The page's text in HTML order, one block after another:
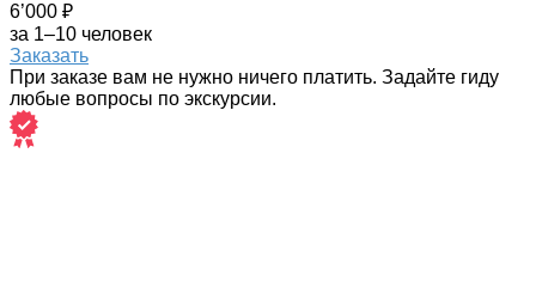
6’000 ₽
за 1–10 человек
Заказать
При заказе вам не нужно ничего платить. Задайте гиду
любые вопросы по экскурсии.